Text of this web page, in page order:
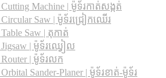
Cutting Machine | ម៉ូទ័រកាត់សង្កត់
Circular Saw | ម៉ូទ័រជ្រៀកឈើរ
Saw | តុកាត់
Jigsaw | ម៉ូទ័រឈ្វៀល
Router | ម៉ូទ័រលក
Sander-Planer​ | ម៉ូទ័រខាត់-ម៉ូទ័រ